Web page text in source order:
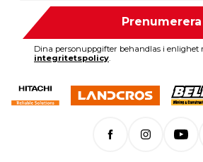
Prenumerera
Dina personuppgifter behandlas i enlighet
integritetspolicy.